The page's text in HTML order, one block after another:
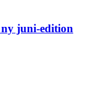
juni-edition